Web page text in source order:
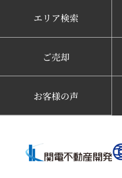
エリア検索
ご売却
お客様の声